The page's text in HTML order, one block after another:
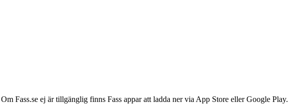
Fass.se ej är tillgänglig finns Fass appar att ladda ner via App Store eller Google Play.